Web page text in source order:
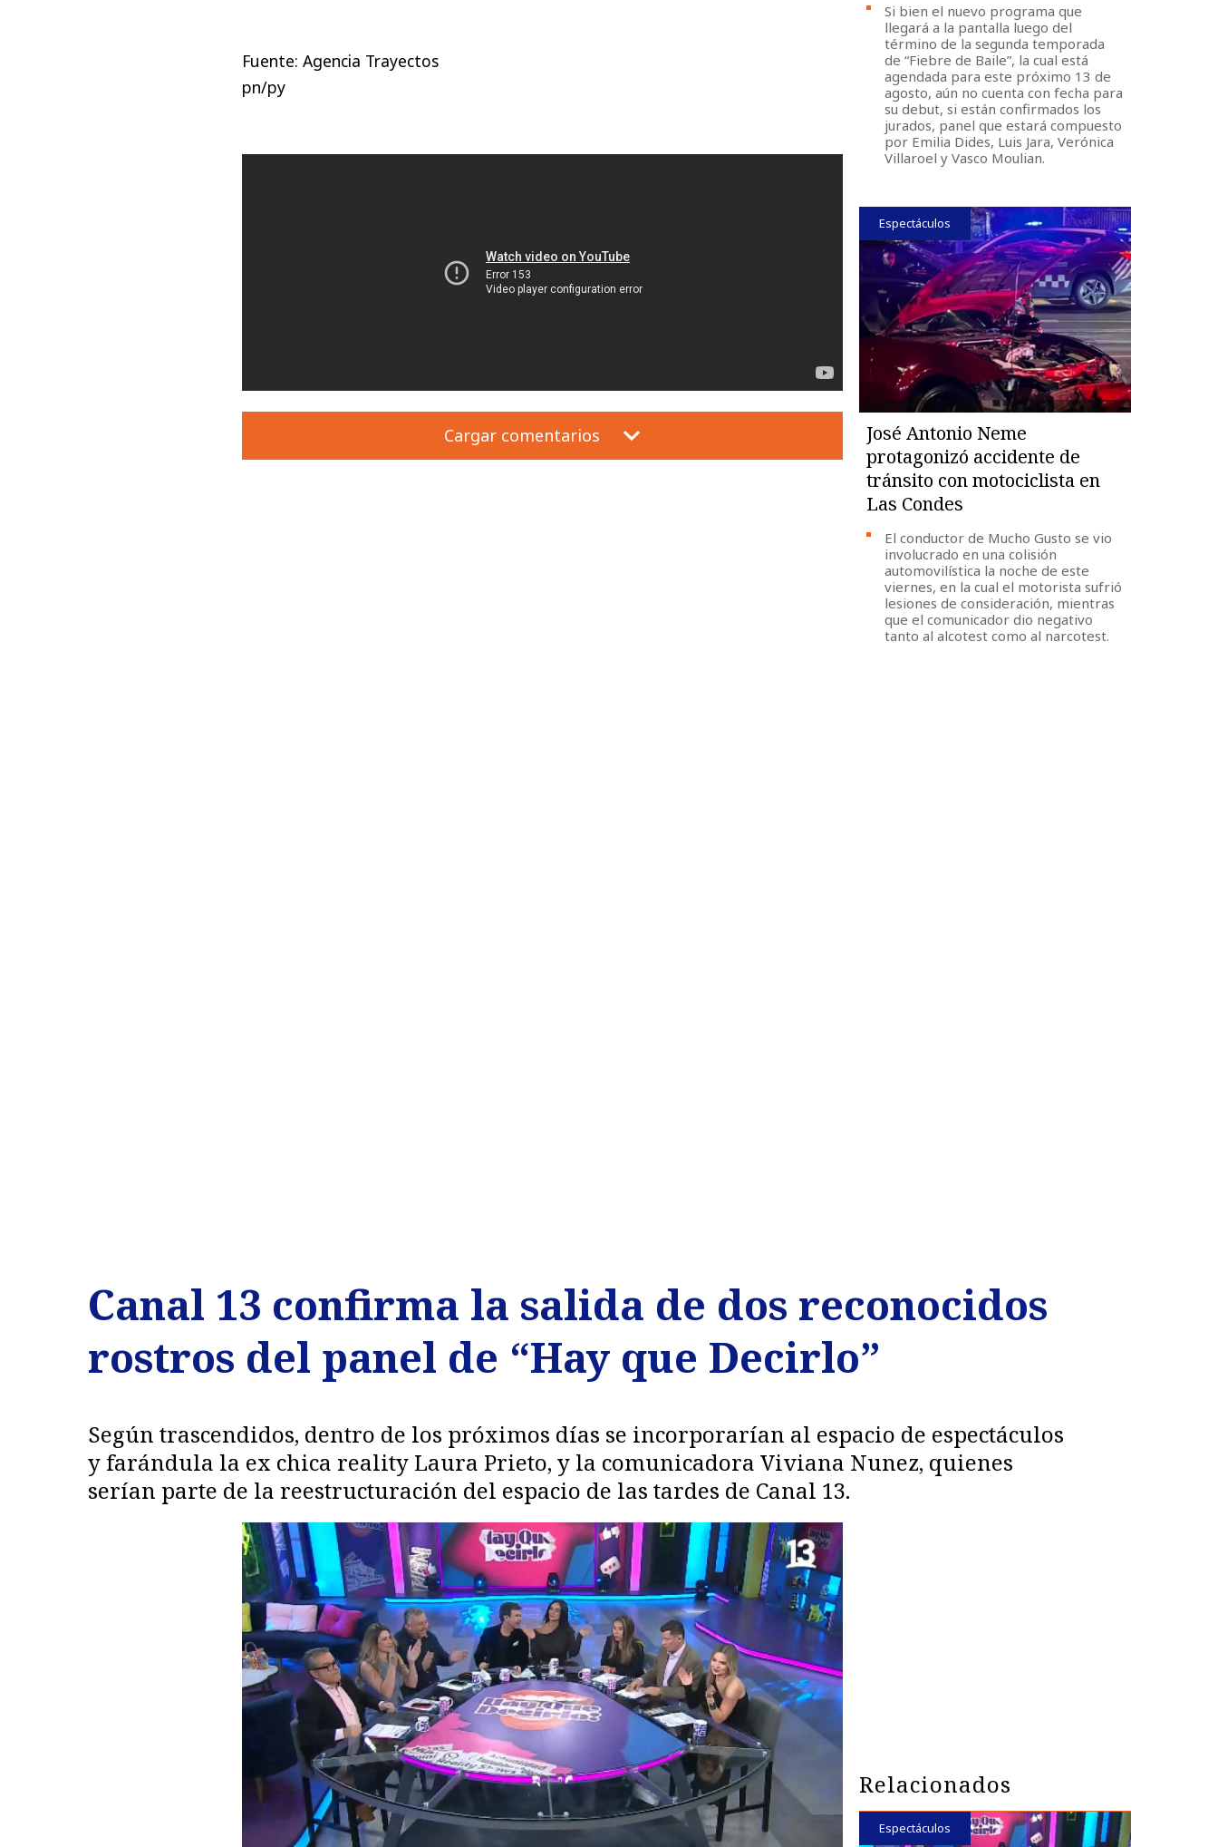
Fuente: Agencia Trayectos
pn/py
Cargar comentarios
Si bien el nuevo programa que
llegará a la pantalla luego del
término de la segunda temporada
de “Fiebre de Baile”, la cual está
agendada para este próximo 13 de
agosto, aún no cuenta con fecha para
su debut, si están confirmados los
jurados, panel que estará compuesto
por Emilia Dides, Luis Jara, Verónica
Villaroel y Vasco Moulian.
Espectáculos
José Antonio Neme
protagonizó accidente de
tránsito con motociclista en
Las Condes
El conductor de Mucho Gusto se vio
involucrado en una colisión
automovilística la noche de este
viernes, en la cual el motorista sufrió
lesiones de consideración, mientras
que el comunicador dio negativo
tanto al alcotest como al narcotest.
Canal 13 confirma la salida de dos reconocidos
rostros del panel de “Hay que Decirlo”
Según trascendidos, dentro de los próximos días se incorporarían al espacio de espectáculos
y farándula la ex chica reality Laura Prieto, y la comunicadora Viviana Nunez, quienes
serían parte de la reestructuración del espacio de las tardes de Canal 13.
Relacionados
Espectáculos